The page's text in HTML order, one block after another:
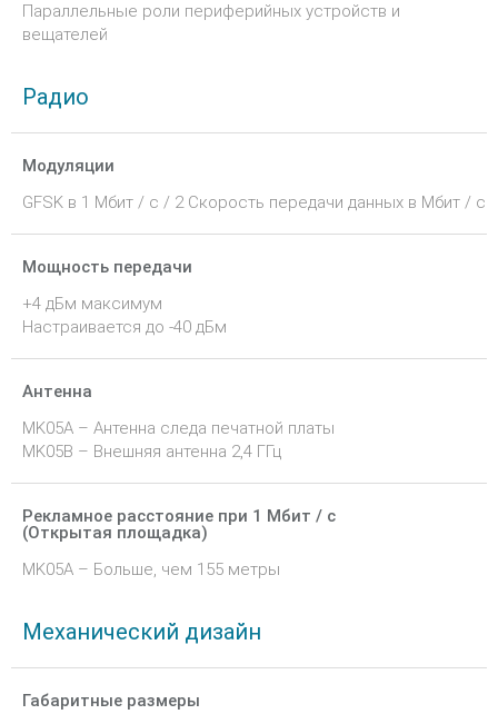
Параллельные роли периферийных устройств и
вещателей
Радио
Модуляции
GFSK в 1 Мбит / с / 2 Скорость передачи данных в Мбит / с
Мощность передачи
+4 дБм максимум
Настраивается до -40 дБм
Антенна
MK05A – Антенна следа печатной платы
MK05B – Внешняя антенна 2,4 ГГц
Рекламное расстояние при 1 Мбит / с
(Открытая площадка)
MK05A – Больше, чем 155 метры
Механический дизайн
Габаритные размеры